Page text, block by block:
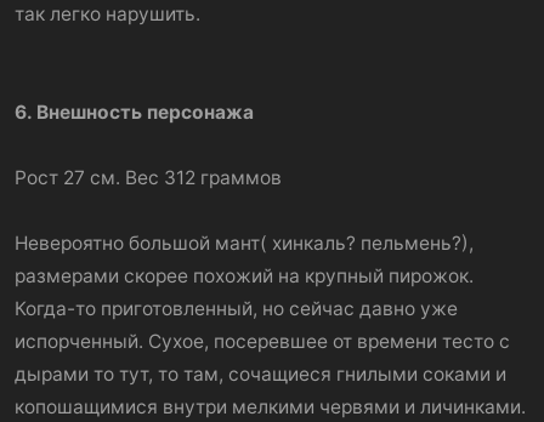
так легко нарушить.
6. Внешность персонажа
Рост 27 см. Вес 312 граммов
Невероятно большой мант( хинкаль? пельмень?),
размерами скорее похожий на крупный пирожок.
Когда-то приготовленный, но сейчас давно уже
испорченный. Сухое, посеревшее от времени тесто с
дырами то тут, то там, сочащиеся гнилыми соками и
копошащимися внутри мелкими червями и личинками.